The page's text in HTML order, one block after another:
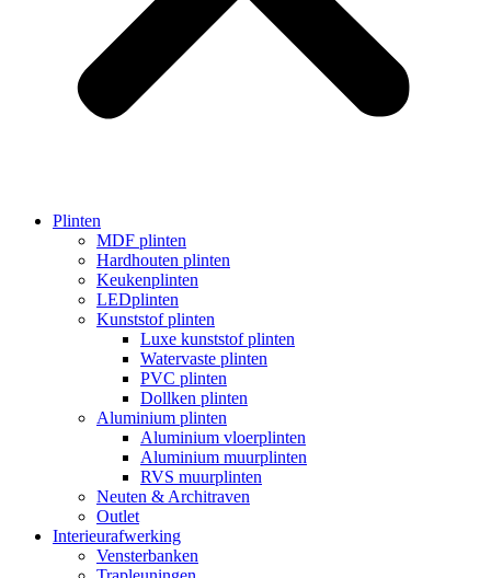
Plinten
MDF plinten
Hardhouten plinten
Keukenplinten
LEDplinten
Kunststof plinten
Luxe kunststof plinten
Watervaste plinten
PVC plinten
Dollken plinten
Aluminium plinten
Aluminium vloerplinten
Aluminium muurplinten
RVS muurplinten
Neuten & Architraven
Outlet
Interieurafwerking
Vensterbanken